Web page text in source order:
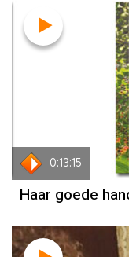
0:13:15
Haar goede